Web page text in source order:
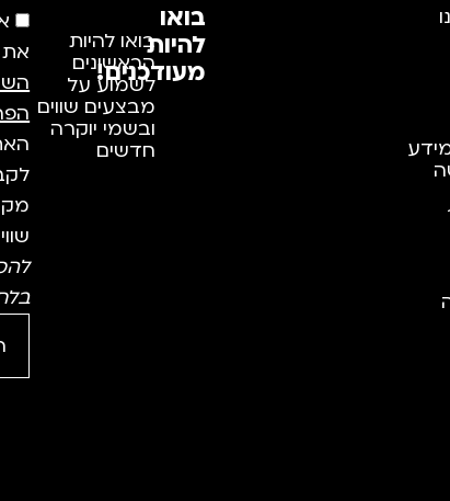
בואו
להיות
מעודכנים!
בואו להיות
הראשונים
לשמוע על
מבצעים שווים
ובשמי יוקרה
חדשים